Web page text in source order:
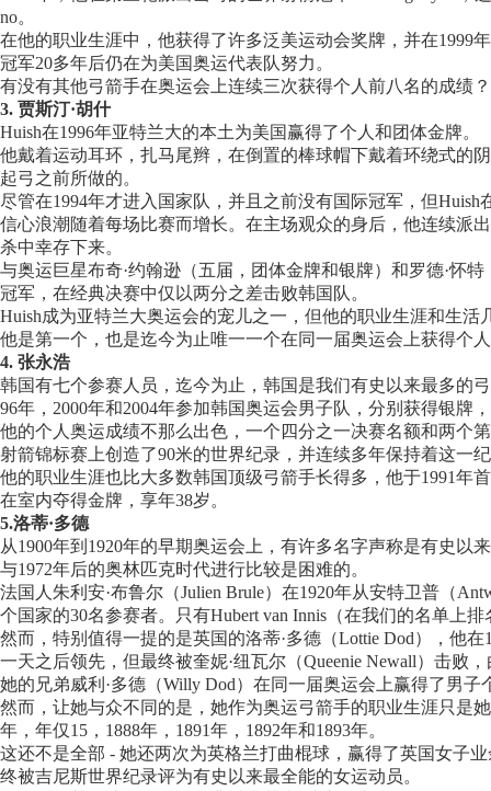
no。
在他的职业生涯中，他获得了许多泛美运动会奖牌，并在1999
冠军20多年后仍在为美国奥运代表队努力。
有没有其他弓箭手在奥运会上连续三次获得个人前八名的成绩
3. 贾斯汀·胡什
Huish在1996年亚特兰大的本土为美国赢得了个人和团体金牌。
他戴着运动耳环，扎马尾辫，在倒置的棒球帽下戴着环绕式
起弓之前所做的。
尽管在1994年才进入国家队，并且之前没有国际冠军，但
信心浪潮随着每场比赛而增长。在主场观众的身后，他连续派
杀中幸存下来。
与奥运巨星布奇·约翰逊（五届，团体金牌和银牌）和罗德·怀
冠军，在经典决赛中仅以两分之差击败韩国队。
Huish成为亚特兰大奥运会的宠儿之一，但他的职业生涯和生
他是第一个，也是迄今为止唯一一个在同一届奥运会上获得个
4. 张永浩
韩国有七个参赛人员，迄今为止，韩国是我们有史以来最多的
96年，2000年和2004年参加韩国奥运会男子队，分别获得银牌
他的个人奥运成绩不那么出色，一个四分之一决赛名额和两个
射箭锦标赛上创造了90米的世界纪录，并连续多年保持着这一
他的职业生涯也比大多数韩国顶级弓箭手长得多，他于1991年
在室内夺得金牌，享年38岁。
5.洛蒂·多德
从1900年到1920年的早期奥运会上，有许多名字声称是有史
与1972年后的奥林匹克时代进行比较是困难的。
法国人朱利安·布鲁尔（Julien Brule）在1920年从安特卫普（
个国家的30名参赛者。只有Hubert van Innis（在我们的名单上
然而，特别值得一提的是英国的洛蒂·多德（Lottie Dod），他
一天之后领先，但最终被奎妮·纽瓦尔（Queenie Newall）击败
她的兄弟威利·多德（Willy Dod）在同一届奥运会上赢得了男子
然而，让她与众不同的是，她作为奥运弓箭手的职业生涯只是
年，年仅15，1888年，1891年，1892年和1893年。
这还不是全部 - 她还两次为英格兰打曲棍球，赢得了英国女子
终被吉尼斯世界纪录评为有史以来最全能的女运动员。